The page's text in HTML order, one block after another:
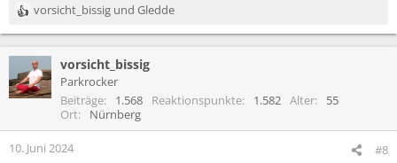
R
e
t
i
n
e
vorsicht_bissig und Gledde
vorsicht_bissig
Parkrocker
Beiträge
1.568 Reaktionspunkte 1.582 Alter
55
Ort
Nürnberg
10. Juni 2024 #8